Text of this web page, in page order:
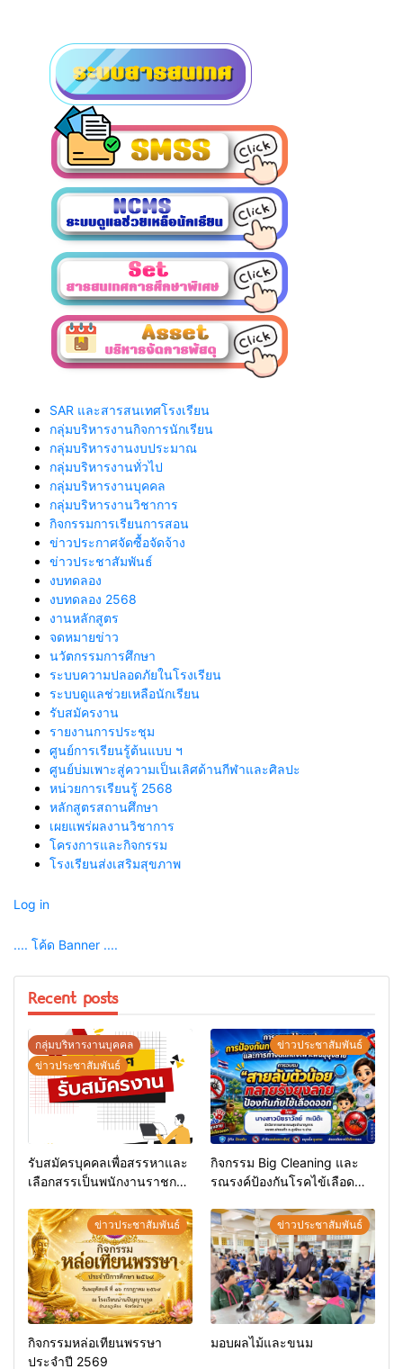
SAR และสารสนเทศโรงเรียน
กลุ่มบริหารงานกิจการนักเรียน
กลุ่มบริหารงานงบประมาณ
กลุ่มบริหารงานทั่วไป
กลุ่มบริหารงานบุคคล
กลุ่มบริหารงานวิชาการ
กิจกรรมการเรียนการสอน
ข่าวประกาศจัดซื้อจัดจ้าง
ข่าวประชาสัมพันธ์
งบทดลอง
งบทดลอง 2568
งานหลักสูตร
จดหมายข่าว
นวัตกรรมการศึกษา
ระบบความปลอดภัยในโรงเรียน
ระบบดูแลช่วยเหลือนักเรียน
รับสมัครงาน
รายงานการประชุม
ศูนย์การเรียนรู้ต้นแบบ ฯ
ศูนย์บ่มเพาะสู่ความเป็นเลิศด้านกีฬาและศิลปะ
หน่วยการเรียนรู้ 2568
หลักสูตรสถานศึกษา
เผยแพร่ผลงานวิชาการ
โครงการและกิจกรรม
โรงเรียนส่งเสริมสุขภาพ
Log in
.... โค้ด Banner ....
Recent posts
กลุ่มบริหารงานบุคคล
ข่าวประชาสัมพันธ์
รับสมัครบุคคลเพื่อสรรหาและ
เลือกสรรเป็นพนักงานราชการ
ข่าวประชาสัมพันธ์
กิจกรรม Big Cleaning และ
รณรงค์ป้องกันโรคไข้เลือด
ข่าวประชาสัมพันธ์
กิจกรรมหล่อเทียนพรรษา
ประจำปี 2569
ข่าวประชาสัมพันธ์
มอบผลไม้และขนม